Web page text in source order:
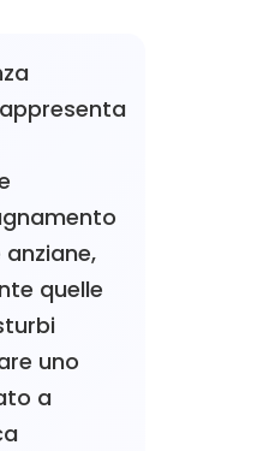
quelle
uno
a